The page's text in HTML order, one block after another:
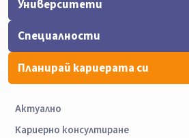
Университети
Специалности
Планирай кариерата си
Актуално
Кариерно консултиране